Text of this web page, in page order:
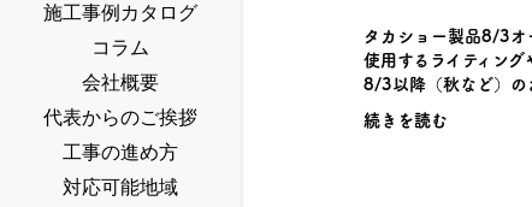
施工事例カタログ
コラム
会社概要
代表からのご挨拶
工事の進め方
対応可能地域
タカショー製品8/3オ
使用するライティン
8/3以降（秋など）
続きを読む